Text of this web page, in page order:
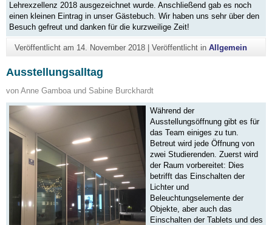
Lehrexzellenz 2018 ausgezeichnet wurde. Anschließend gab es noch
einen kleinen Eintrag in unser Gästebuch. Wir haben uns sehr über den
Besuch gefreut und danken für die kurzweilige Zeit!
Veröffentlicht am 14. November 2018| Veröffentlicht in Allgemein
Ausstellungsalltag
von Anne Gamboa und Sabine Burckhardt
Während der
Ausstellungsöffnung gibt es für
das Team einiges zu tun.
Betreut wird jede Öffnung von
zwei Studierenden. Zuerst wird
der Raum vorbereitet: Dies
betrifft das Einschalten der
Lichter und
Beleuchtungselemente der
Objekte, aber auch das
Einschalten der Tablets und des